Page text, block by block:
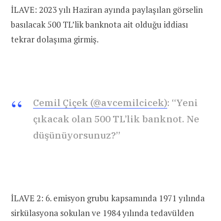
İLAVE: 2023 yılı Haziran ayında paylaşılan görselin
basılacak 500 TL’lik banknota ait olduğu iddiası
tekrar dolaşıma girmiş.
Cemil Çiçek (@avcemilcicek): “Yeni
çıkacak olan 500 TL’lik banknot. Ne
düşünüyorsunuz?”
İLAVE 2: 6. emisyon grubu kapsamında 1971 yılında
sirkülasyona sokulan ve 1984 yılında tedavülden